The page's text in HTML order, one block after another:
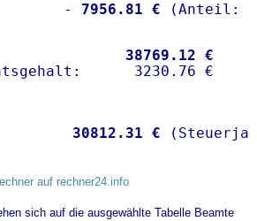
-
7956.81 €
38769.12 €
30812.31 €
auf rechner24.info
sich auf die ausgewählte Tabelle Beamte